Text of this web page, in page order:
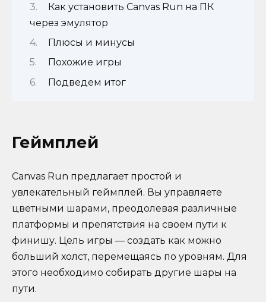
Как установить Canvas Run на ПК
через эмулятор
Плюсы и минусы
Похожие игры
Подведем итог
Геймплей
Canvas Run предлагает простой и
увлекательный геймплей. Вы управляете
цветными шарами, преодолевая различные
платформы и препятствия на своем пути к
финишу. Цель игры — создать как можно
больший холст, перемещаясь по уровням. Для
этого необходимо собирать другие шары на
пути.